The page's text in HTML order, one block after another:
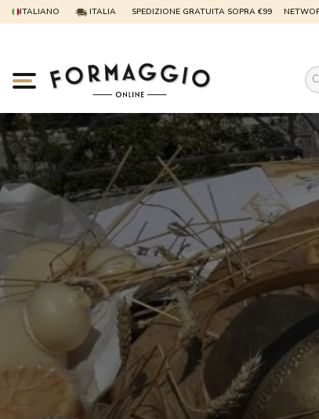
ITALIANO ITALIA SPEDIZIONE GRATUITA SOPRA €99